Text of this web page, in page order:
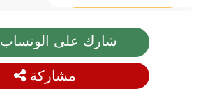
شارك على الوتساب
مشاركة